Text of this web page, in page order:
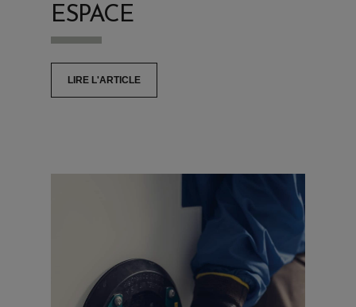
ESPACE
LIRE L'ARTICLE